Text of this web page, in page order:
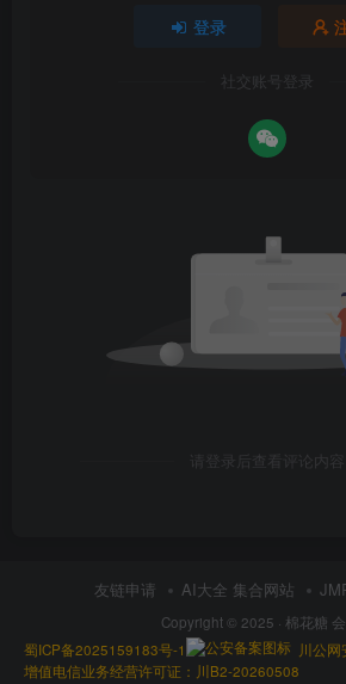
登录
社交账号登录
请登录后查看评论内容
友链申请 AI大全 集合网站
Copyright © 2025 · 棉花糖
蜀ICP备2025159183号-1
川公
增值电信业务经营许可证：川B2-20260508